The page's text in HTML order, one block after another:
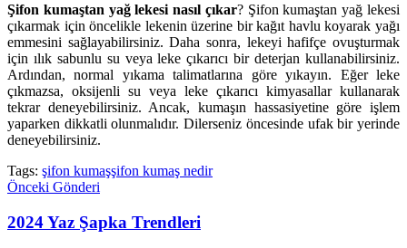
Şifon kumaştan yağ lekesi nasıl çıkar? Şifon kumaştan yağ lekesi
çıkarmak için öncelikle lekenin üzerine bir kağıt havlu koyarak yağı
emmesini sağlayabilirsiniz. Daha sonra, lekeyi hafifçe ovuşturmak
için ılık sabunlu su veya leke çıkarıcı bir deterjan kullanabilirsiniz.
Ardından, normal yıkama talimatlarına göre yıkayın. Eğer leke
çıkmazsa, oksijenli su veya leke çıkarıcı kimyasallar kullanarak
tekrar deneyebilirsiniz. Ancak, kumaşın hassasiyetine göre işlem
yaparken dikkatli olunmalıdır. Dilerseniz öncesinde ufak bir yerinde
deneyebilirsiniz.
Tags: şifon kumaşşifon kumaş nedir
Önceki Gönderi
2024 Yaz Şapka Trendleri